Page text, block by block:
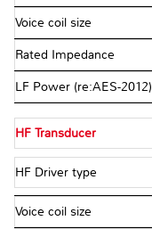
Voice coil size
Rated Impedance
LF Power (re:AES-2012)
HF Transducer
HF Driver type
Voice coil size